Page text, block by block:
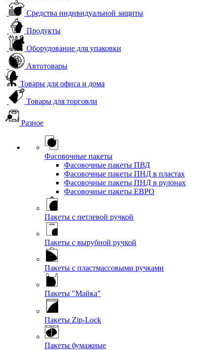
Средства индивидуальной защиты
Продукты
Оборудование для упаковки
Автотовары
Товары для офиса и дома
Товары для торговли
Разное
Фасовочные пакеты
Фасовочные пакеты ПВД
Фасовочные пакеты ПНД в пластах
Фасовочные пакеты ПНД в рулонах
Фасовочные пакеты ЕВРО
Пакеты с петлевой ручкой
Пакеты с вырубной ручкой
Пакеты с пластмассовыми ручками
Пакеты "Майка"
Пакеты Zip-Lock
Пакеты бумажные